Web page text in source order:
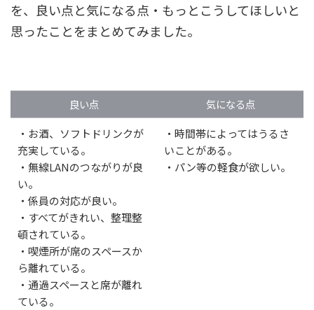
を、良い点と気になる点・もっとこうしてほしいと
思ったことをまとめてみました。
良い点
気になる点
・お酒、ソフトドリンクが
充実している。
・無線LANのつながりが良
い。
・係員の対応が良い。
・すべてがきれい、整理整
頓されている。
・喫煙所が席のスペースか
ら離れている。
・通過スペースと席が離れ
ている。
・時間帯によってはうるさ
いことがある。
・パン等の軽食が欲しい。